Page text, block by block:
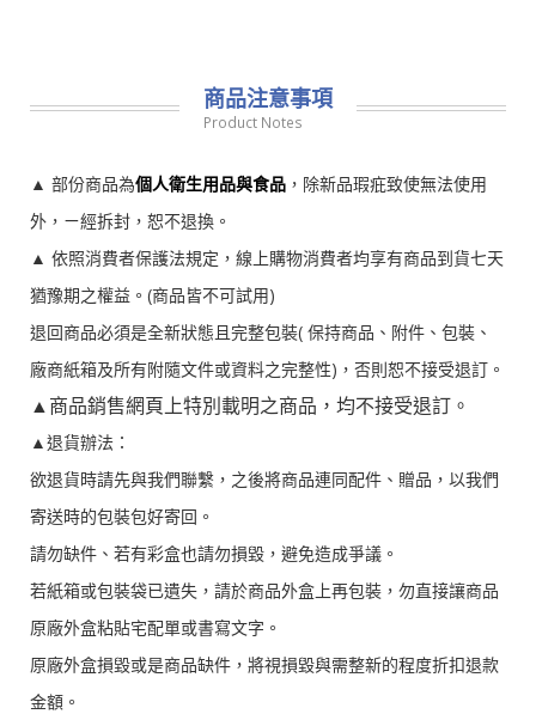
商品注意事項
Product Notes
▲ 部份商品為個人衛生用品與食品 ，除新品瑕疪致使無法使用
外，ㄧ經拆封，恕不退換。
▲ 依照消費者保護法規定，線上購物消費者均享有商品到貨七天
猶豫期之權益。(商品皆不可試用)
退回商品必須是全新狀態且完整包裝( 保持商品、附件、包裝、
廠商紙箱及所有附隨文件或資料之完整性)，否則恕不接受退訂。
▲商品銷售網頁上特別載明之商品，均不接受退訂。
▲退貨辦法：
欲退貨時請先與我們聯繫，之後將商品連同配件、贈品，以我們
寄送時的包裝包好寄回。
請勿缺件、若有彩盒也請勿損毀，避免造成爭議。
若紙箱或包裝袋已遺失，請於商品外盒上再包裝，勿直接讓商品
原廠外盒粘貼宅配單或書寫文字。
原廠外盒損毀或是商品缺件，將視損毀與需整新的程度折扣退款
金額。